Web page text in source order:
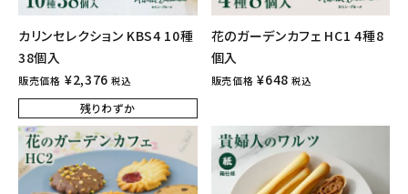
カリンセレクション KBS4 10種
38個入
販売価格 ¥2,376 税込
残りわずか
花のガーデンカフェ HC1 4種8
個入
販売価格 ¥648 税込